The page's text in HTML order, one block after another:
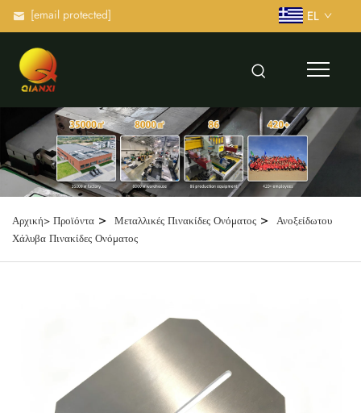
[email protected] EL
Αρχική> Προϊόντα > Μεταλλικές Πινακίδες Ονόματος > Ανοξείδωτου
Χάλυβα Πινακίδες Ονόματος